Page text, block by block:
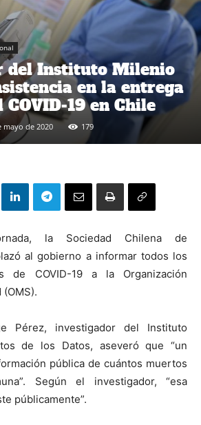
del Instituto Milenio
en la entrega
COVID-19 en Chile
mayo de 2020 179
la Sociedad Chilena de
al gobierno a informar todos los
de COVID-19 a la Organización
Pérez, investigador del Instituto
de los Datos, aseveró que “un
pública de cuántos muertos
Según el investigador, “esa
públicamente”.